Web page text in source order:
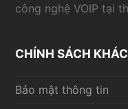
công nghệ VOIP tại
CHÍNH SÁCH
Bảo mật thông tin